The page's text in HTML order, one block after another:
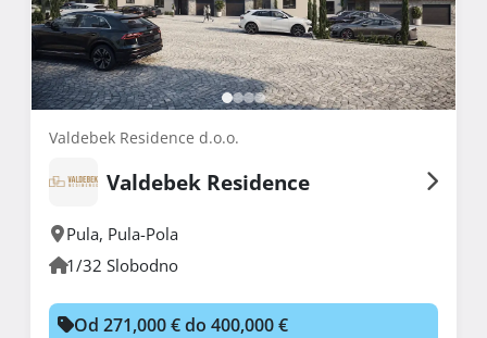
Valdebek Residence d.o.o.
Valdebek Residence
Pula, Pula-Pola
1/32 Slobodno
Od 271,000 € do 400,000 €